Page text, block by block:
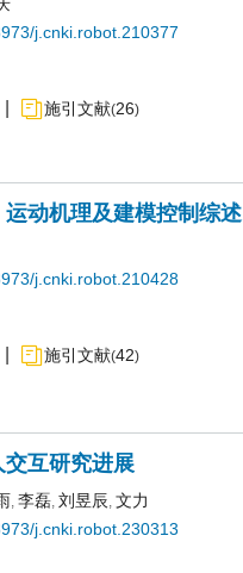
j.cnki.robot.210377
施引文献(26)
动机理及建模控制综述
j.cnki.robot.210428
施引文献(42)
互研究进展
, 李磊, 刘昱辰, 文力
j.cnki.robot.230313